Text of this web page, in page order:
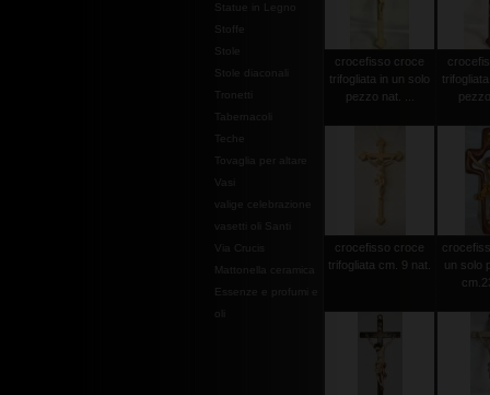
Statue in Legno
Stoffe
Stole
Stole diaconali
Tabernacoli
valige celebrazione
Mattonella ceramica
Essenze e profumi e
crocefisso croce
trifogliata in un solo
pezzo nat. ...
crocefisso croce
trifogliata cm. 9 nat.
un solo